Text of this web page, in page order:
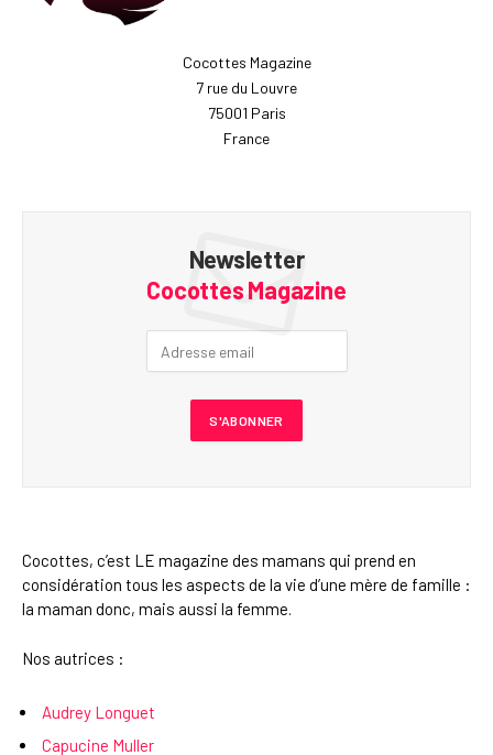
Cocottes Magazine
7 rue du Louvre
75001 Paris
France
Newsletter
Cocottes Magazine
Cocottes, c’est LE magazine des mamans qui prend en
considération tous les aspects de la vie d’une mère de famille :
la maman donc, mais aussi la femme.
Nos autrices :
Audrey Longuet
Capucine Muller